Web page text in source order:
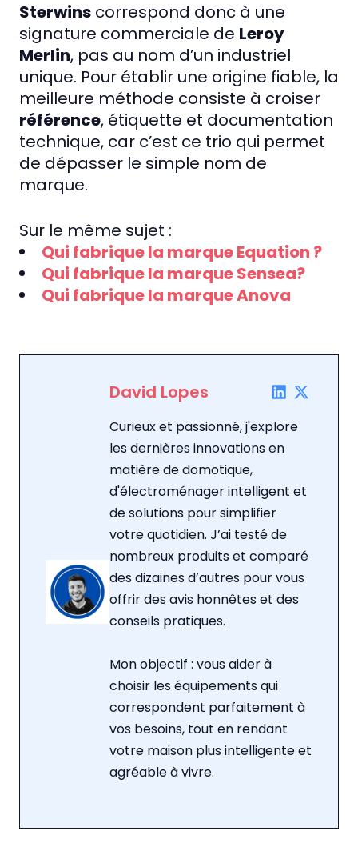
Sterwins correspond donc à une
signature commerciale de Leroy
Merlin, pas au nom d’un industriel
unique. Pour établir une origine fiable, la
meilleure méthode consiste à croiser
référence, étiquette et documentation
technique, car c’est ce trio qui permet
de dépasser le simple nom de
marque.
Sur le même sujet :
Qui fabrique la marque Equation ?
Qui fabrique la marque Sensea?
Qui fabrique la marque Anova
David Lopes
Curieux et passionné, j'explore
les dernières innovations en
matière de domotique,
d'électroménager intelligent et
de solutions pour simplifier
votre quotidien. J’ai testé de
nombreux produits et comparé
des dizaines d’autres pour vous
offrir des avis honnêtes et des
conseils pratiques.
Mon objectif : vous aider à
choisir les équipements qui
correspondent parfaitement à
vos besoins, tout en rendant
votre maison plus intelligente et
agréable à vivre.